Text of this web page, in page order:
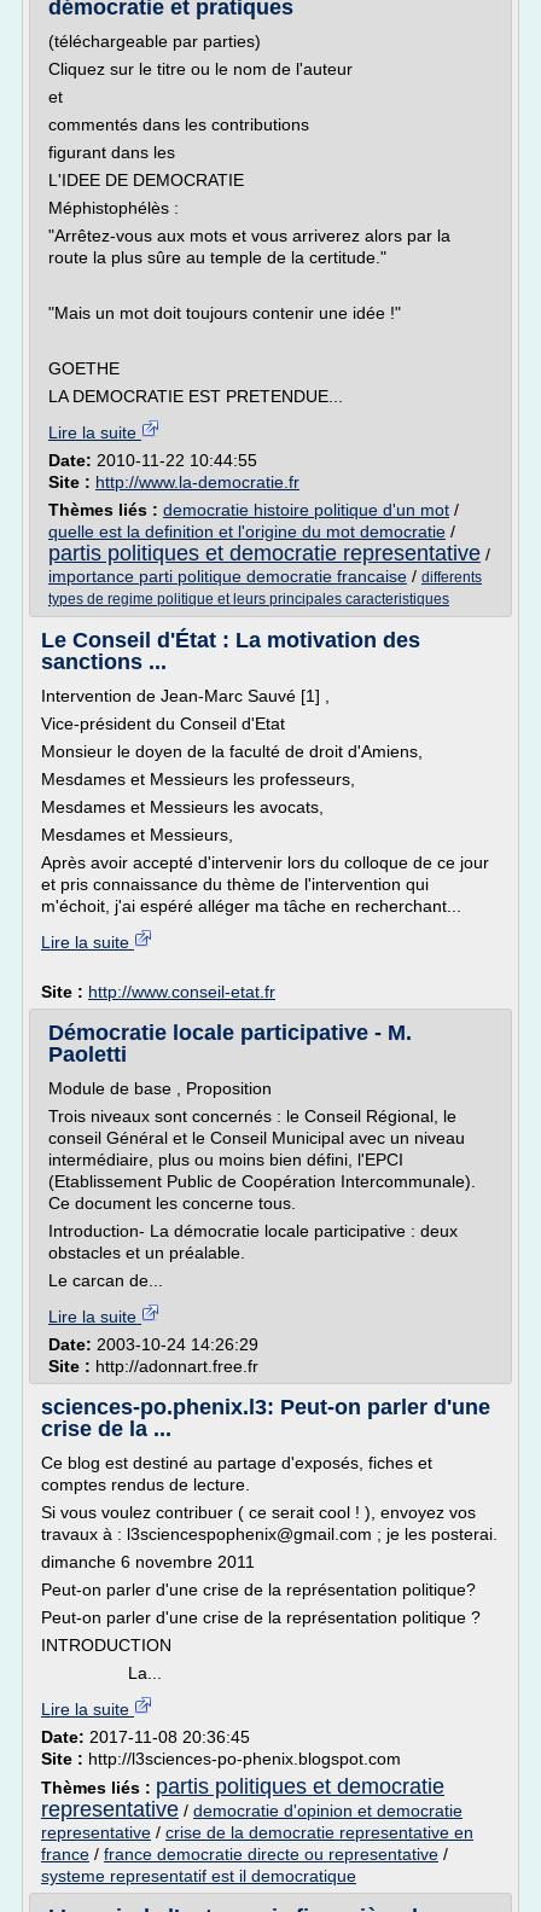
démocratie et pratiques
(téléchargeable par parties)
Cliquez sur le titre ou le nom de l'auteur
et
commentés dans les contributions
figurant dans les
L'IDEE DE DEMOCRATIE
Méphistophélès :
"Arrêtez-vous aux mots et vous arriverez alors par la
route la plus sûre au temple de la certitude."
"Mais un mot doit toujours contenir une idée !"
GOETHE
LA DEMOCRATIE EST PRETENDUE...
Lire la suite
Date: 2010-11-22 10:44:55
Site : http://www.la-democratie.fr
Thèmes liés : democratie histoire politique d'un mot /
quelle est la definition et l'origine du mot democratie /
partis politiques et democratie representative /
importance parti politique democratie francaise / differents
types de regime politique et leurs principales caracteristiques
Le Conseil d'État : La motivation des
sanctions ...
Intervention de Jean-Marc Sauvé [1] ,
Vice-président du Conseil d'Etat
Monsieur le doyen de la faculté de droit d'Amiens,
Mesdames et Messieurs les professeurs,
Mesdames et Messieurs les avocats,
Mesdames et Messieurs,
Après avoir accepté d'intervenir lors du colloque de ce jour
et pris connaissance du thème de l'intervention qui
m'échoit, j'ai espéré alléger ma tâche en recherchant...
Lire la suite
Site : http://www.conseil-etat.fr
Démocratie locale participative - M.
Paoletti
Module de base , Proposition
Trois niveaux sont concernés : le Conseil Régional, le
conseil Général et le Conseil Municipal avec un niveau
intermédiaire, plus ou moins bien défini, l'EPCI
(Etablissement Public de Coopération Intercommunale).
Ce document les concerne tous.
Introduction- La démocratie locale participative : deux
obstacles et un préalable.
Le carcan de...
Lire la suite
Date: 2003-10-24 14:26:29
Site : http://adonnart.free.fr
sciences-po.phenix.l3: Peut-on parler d'une
crise de la ...
Ce blog est destiné au partage d'exposés, fiches et
comptes rendus de lecture.
Si vous voulez contribuer ( ce serait cool ! ), envoyez vos
travaux à : l3sciencespophenix@gmail.com ; je les posterai.
dimanche 6 novembre 2011
Peut-on parler d'une crise de la représentation politique?
Peut-on parler d'une crise de la représentation politique ?
INTRODUCTION
La...
Lire la suite
Date: 2017-11-08 20:36:45
Site : http://l3sciences-po-phenix.blogspot.com
Thèmes liés : partis politiques et democratie
representative / democratie d'opinion et democratie
representative / crise de la democratie representative en
france / france democratie directe ou representative /
systeme representatif est il democratique